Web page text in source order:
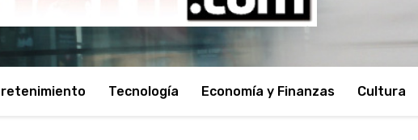
Tecnología Economía y Finanzas Cultura